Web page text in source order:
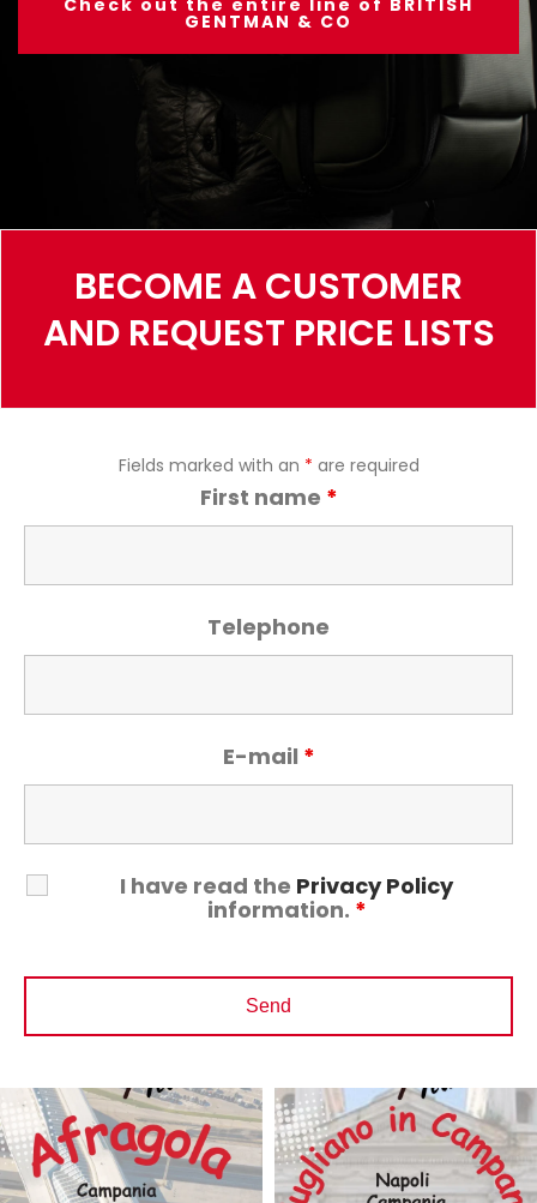
GENTMAN & CO
BECOME A CUSTOMER
AND REQUEST PRICE LISTS
Fields marked with an * are required
First name *
Telephone
E-mail *
I have read the Privacy Policy
information. *